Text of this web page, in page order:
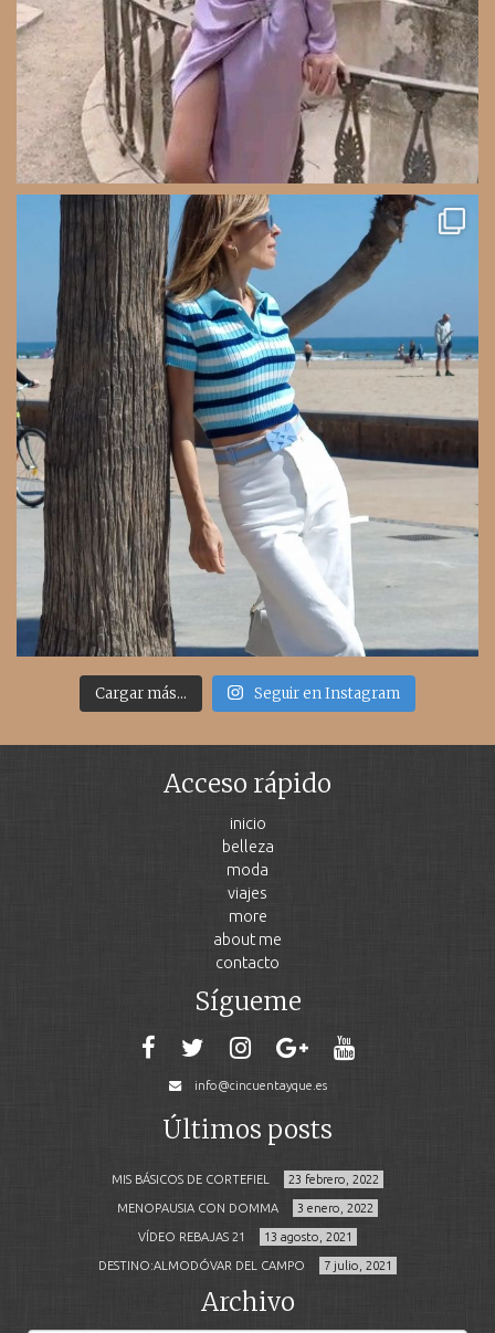
Cargar más... Seguir en Instagram
Acceso rápido
inicio
belleza
moda
viajes
more
about me
contacto
Sígueme
info@cincuentayque.es
Últimos posts
MIS BÁSICOS DE CORTEFIEL 23 febrero, 2022
MENOPAUSIA CON DOMMA 3 enero, 2022
VÍDEO REBAJAS 21 13 agosto, 2021
DESTINO:ALMODÓVAR DEL CAMPO 7 julio, 2021
Archivo